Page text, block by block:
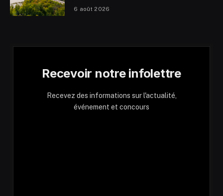
6 août 2026
Recevoir notre infolettre
Recevez des informations sur l'actualité,
événement et concours